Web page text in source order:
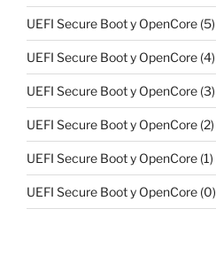
UEFI Secure Boot y OpenCore (5)
UEFI Secure Boot y OpenCore (4)
UEFI Secure Boot y OpenCore (3)
UEFI Secure Boot y OpenCore (2)
UEFI Secure Boot y OpenCore (1)
UEFI Secure Boot y OpenCore (0)